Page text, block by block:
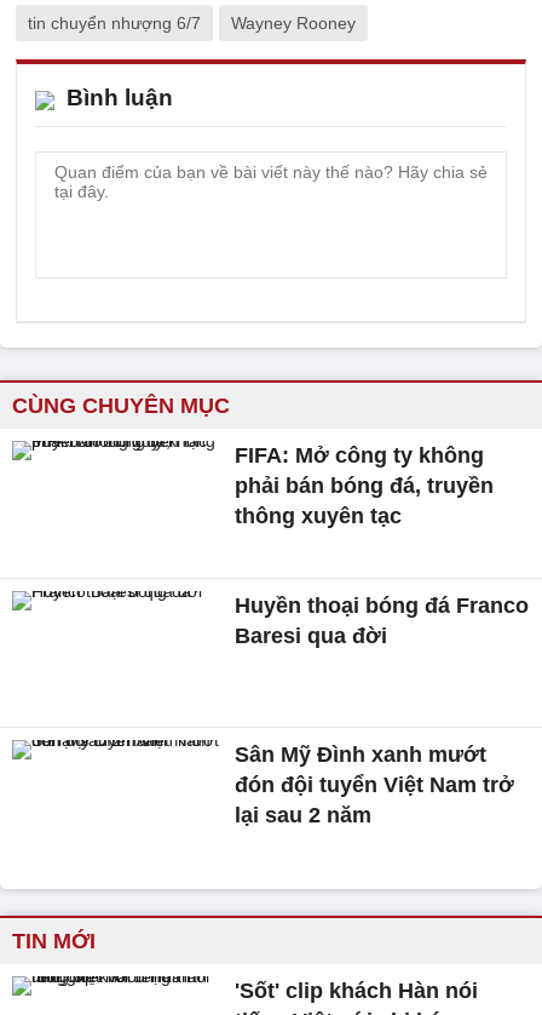
tin chuyển nhượng 6/7 Wayney Rooney
Bình luận
CÙNG CHUYÊN MỤC
FIFA: Mở công ty không
phải bán bóng đá, truyền
thông xuyên tạc
Huyền thoại bóng đá Franco
Baresi qua đời
Sân Mỹ Đình xanh mướt
đón đội tuyển Việt Nam trở
lại sau 2 năm
TIN MỚI
'Sốt' clip khách Hàn nói